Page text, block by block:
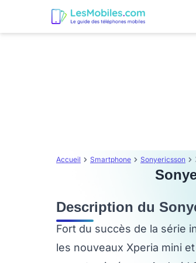
Accueil Smartphone Sonyericsson
Description du
Fort du succès de la série
les nouveaux Xperia mini